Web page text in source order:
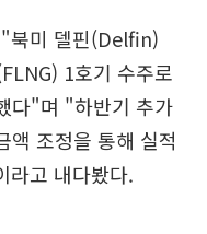
북미 델핀(Delfin)
1호기 수주로
다"며 "하반기 추가
액 조정을 통해 실적
라고 내다봤다.